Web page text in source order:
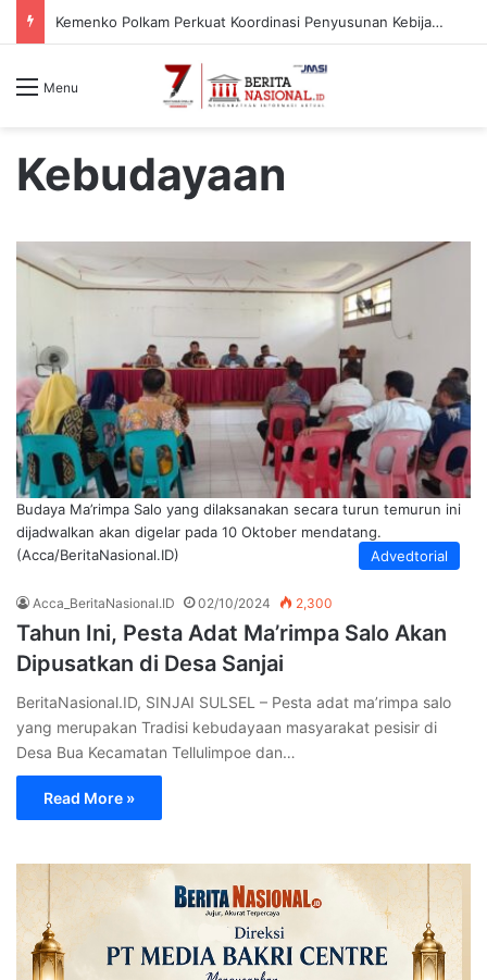
Kasus Ijen 1,5 Tahun Yang Lalu Dibuka Kembali Oleh Kejari, Ada Apa
Menu
Kebudayaan
Advedtorial
Budaya Ma’rimpa Salo yang dilaksanakan secara turun temurun ini
dijadwalkan akan digelar pada 10 Oktober mendatang.
(Acca/BeritaNasional.ID)
Acca_BeritaNasional.ID 02/10/2024 2,300
Tahun Ini, Pesta Adat Ma’rimpa Salo Akan
Dipusatkan di Desa Sanjai
BeritaNasional.ID, SINJAI SULSEL – Pesta adat ma’rimpa salo
yang merupakan Tradisi kebudayaan masyarakat pesisir di
Desa Bua Kecamatan Tellulimpoe dan…
Read More »